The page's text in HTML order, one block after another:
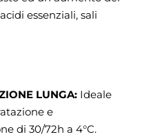
essenziali, sali
LUNGA: Ideale
e
di 30/72h a 4°C.